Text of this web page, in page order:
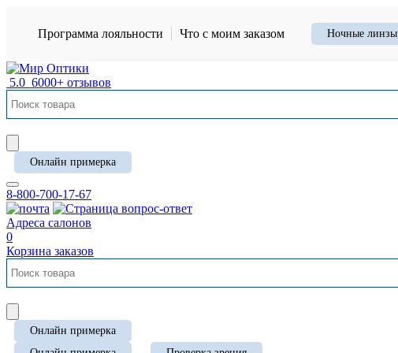
Программа лояльности Что с моим заказом Ночные линзы
5.0 6000+ отзывов
Онлайн примерка
8-800-700-17-67
Адреса салонов
0
Корзина заказов
Онлайн примерка